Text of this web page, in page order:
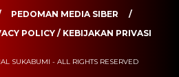
PEDOMAN MEDIA SIBER
POLICY / KEBIJAKAN PRIVASI
SUKABUMI - ALL RIGHTS RESERVED